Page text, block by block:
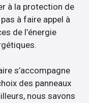
à la protection de
à faire appel à
de l’énergie
s’accompagne
des panneaux
nous savons